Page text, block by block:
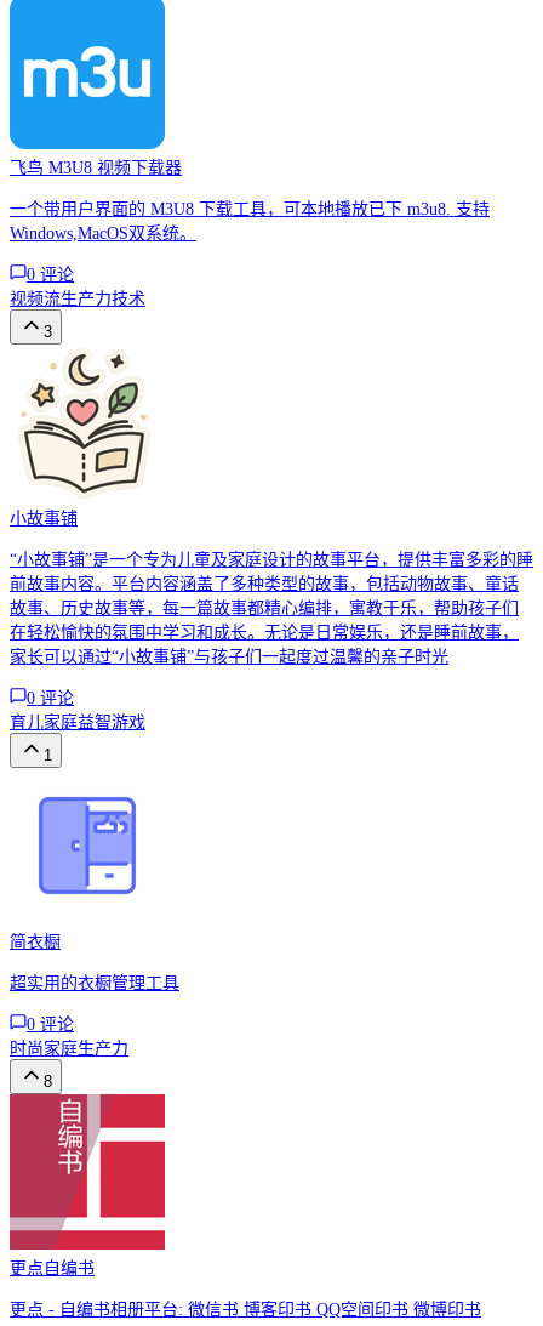
飞鸟 M3U8 视频下载器
一个带用户界面的 M3U8 下载工具，可本地播放已下 m3u8. 支持
Windows,MacOS双系统。
0 评论
视频流生产力技术
3
小故事铺
“小故事铺”是一个专为儿童及家庭设计的故事平台，提供丰富多彩的睡
前故事内容。平台内容涵盖了多种类型的故事，包括动物故事、童话
故事、历史故事等，每一篇故事都精心编排，寓教于乐，帮助孩子们
在轻松愉快的氛围中学习和成长。无论是日常娱乐，还是睡前故事，
家长可以通过“小故事铺”与孩子们一起度过温馨的亲子时光
0 评论
育儿家庭益智游戏
1
简衣橱
超实用的衣橱管理工具
0 评论
时尚家庭生产力
8
更点自编书
更点 - 自编书相册平台: 微信书 博客印书 QQ空间印书 微博印书